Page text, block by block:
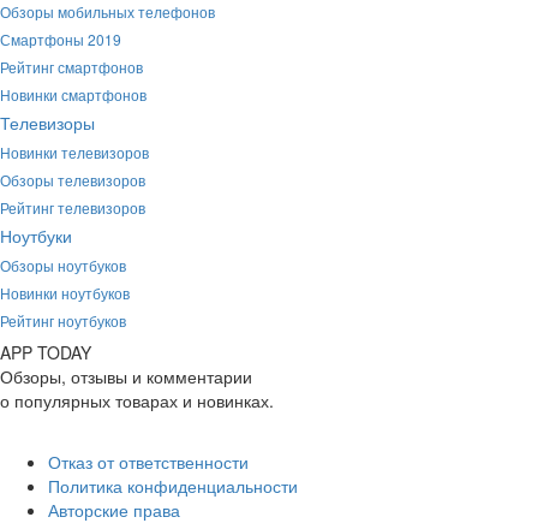
Обзоры мобильных телефонов
Смартфоны 2019
Рейтинг смартфонов
Новинки смартфонов
Телевизоры
Новинки телевизоров
Обзоры телевизоров
Рейтинг телевизоров
Ноутбуки
Обзоры ноутбуков
Новинки ноутбуков
Рейтинг ноутбуков
APP TODAY
Обзоры, отзывы и комментарии
о популярных товарах и новинках.
Отказ от ответственности
Политика конфиденциальности
Авторские права